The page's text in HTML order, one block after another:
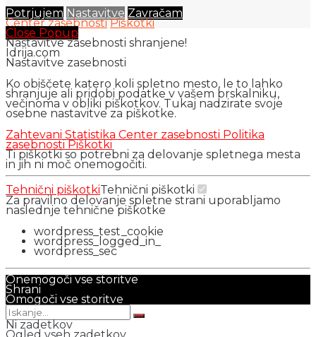
Potrjujem Nastavitve Zavračam
Center zasebnosti Piškotki
Close Popup
Nastavitve zasebnosti shranjene!
Idrija.com
Nastavitve zasebnosti
Ko obiščete katero koli spletno mesto, le to lahko
shranjuje ali pridobi podatke v vašem brskalniku,
večinoma v obliki piškotkov. Tukaj nadzirate svoje
osebne nastavitve za piškotke.
Zahtevani Statistika Center zasebnosti Politika
zasebnosti Piškotki
Ti piškotki so potrebni za delovanje spletnega mesta
in jih ni moč onemogočiti.
Tehnični piškotkiTehnični piškotki
Za pravilno delovanje spletne strani uporabljamo
naslednje tehnične piškotke
wordpress_test_cookie
wordpress_logged_in_
wordpress_sec
Onemogoči vse storitve
Shrani
Omogoči vse storitve
Ni zadetkov